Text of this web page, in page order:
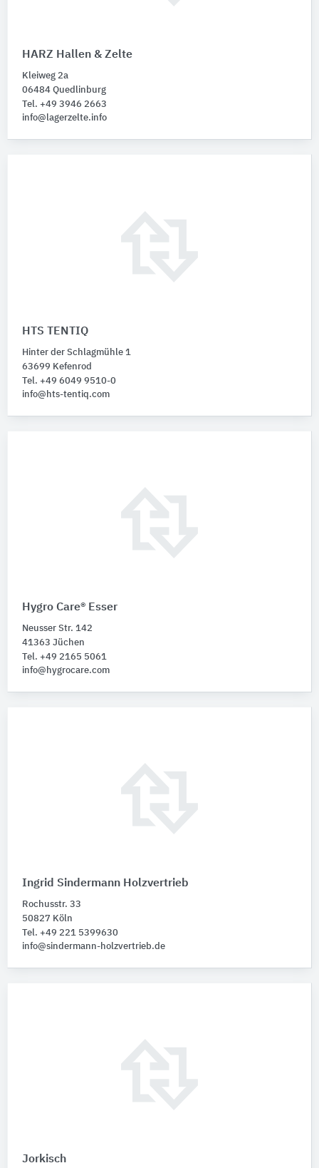
HARZ Hallen & Zelte
Kleiweg 2a
06484 Quedlinburg
Tel. +49 3946 2663
info@lagerzelte.info
HTS TENTIQ
Hinter der Schlagmühle 1
63699 Kefenrod
Tel. +49 6049 9510-0
info@hts-tentiq.com
Hygro Care® Esser
Neusser Str. 142
41363 Jüchen
Tel. +49 2165 5061
info@hygrocare.com
Ingrid Sindermann Holzvertrieb
Rochusstr. 33
50827 Köln
Tel. +49 221 5399630
info@sindermann-holzvertrieb.de
Jorkisch